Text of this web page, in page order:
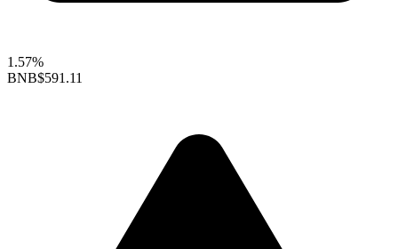
1.57%
BNB$591.11